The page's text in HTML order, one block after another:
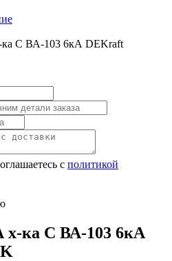
C ВА-103 6кА DEKraft
с политикой
х-ка C ВА-103 6кА